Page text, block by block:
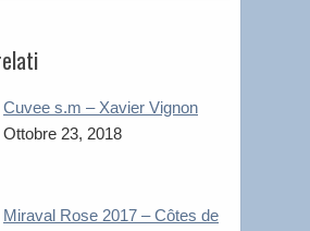
Cuvee s.m – Xavier Vignon
Ottobre 23, 2018
Miraval Rose 2017 – Côtes de